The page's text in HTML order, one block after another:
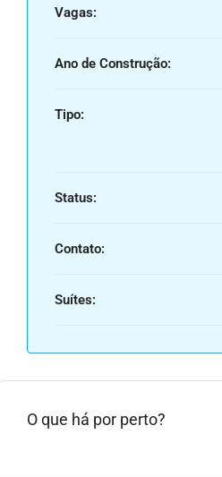
Vagas:
Ano de Construção:
Tipo:
Status:
Contato:
Suítes:
O que há por perto?